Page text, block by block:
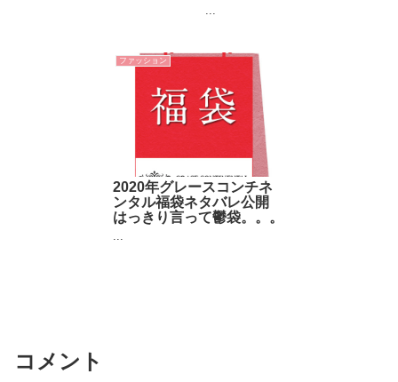
ファッション
2020年グレースコンチネ
ンタル福袋ネタバレ公開
はっきり言って鬱袋。。。
コメント